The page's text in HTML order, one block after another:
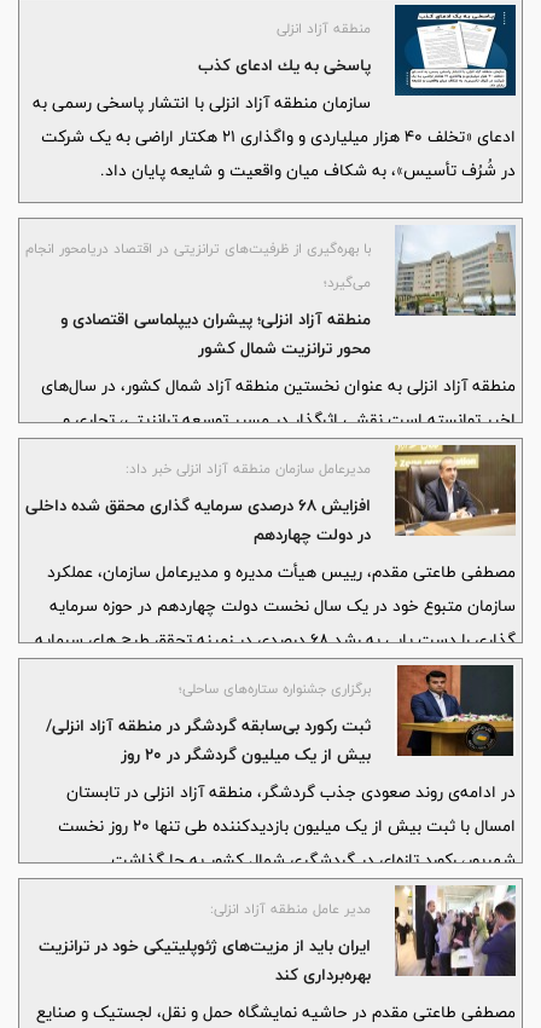
می‌کند.
منطقه آزاد انزلی
پاسخی به یك ادعای كذب
سازمان منطقه آزاد انزلی با انتشار پاسخی رسمی به
ادعای «تخلف ۴۰ هزار میلیاردی و واگذاری ۲۱ هکتار اراضی به یک شرکت
در شُرُف تأسیس»، به شکاف میان واقعیت و شایعه پایان داد.
با بهره‌گیری از ظرفیت‌های ترانزیتی در اقتصاد دریامحور انجام
می‌گیرد؛
منطقه آزاد انزلی؛ پیشران دیپلماسی اقتصادی و
محور ترانزیت شمال کشور
منطقه آزاد انزلی به عنوان نخستین منطقه آزاد شمال کشور، در سال‌های
اخیر توانسته است نقشی اثرگذار در مسیر توسعه ترانزیتی، تجاری و
تولیدی کشور ایفا کند. رشد کم‌سابقه شاخص‌های صادرات، سرمایه‌گذاری
و اشتغال‌زایی در این منطقه، بیانگر شکل‌گیری رویکردی نوین در
بهره‌برداری از ظرفیت‌های اقتصاد دریا محور و موقعیت راهبردی کریدور
مدیرعامل سازمان منطقه آزاد انزلی خبر داد:
افزایش 68 درصدی سرمایه گذاری محقق شده داخلی
در دولت چهاردهم
مصطفی طاعتی مقدم، رییس هیأت مدیره و مدیرعامل سازمان، عملکرد
سازمان متبوع خود در یک سال نخست دولت چهاردهم در حوزه سرمایه
گذاری را دست یابی به رشد 68 درصدی در زمینه تحقق طرح های سرمایه
و 801 میلیارد ریال بوده، این مهم در دوره زمانی مرداد 1403 لغایت تیرماه
درصدی در این شاخص مهم اقتصادی است.
برگزاری جشنواره ستاره‌های ساحلی؛
ثبت رکورد بی‌سابقه گردشگر در منطقه آزاد انزلی/
بیش از یک میلیون گردشگر در ۲۰ روز
در ادامه‌ی روند صعودی جذب گردشگر، منطقه آزاد انزلی در تابستان
امسال با ثبت بیش از یک میلیون بازدیدکننده طی تنها ۲۰ روز نخست
شهریور، رکورد تازه‌ای در گردشگری شمال کشور به جا گذاشت.
مدیر عامل منطقه آزاد انزلی:
ایران باید از مزیت‌های ژئوپلیتیكی خود در ترانزیت
بهره‌برداری كند
مصطفی طاعتی مقدم در حاشیه نمایشگاه حمل و نقل، لجستیک و صنایع